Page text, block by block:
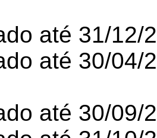
até 31/
até 30/04/
até 30/